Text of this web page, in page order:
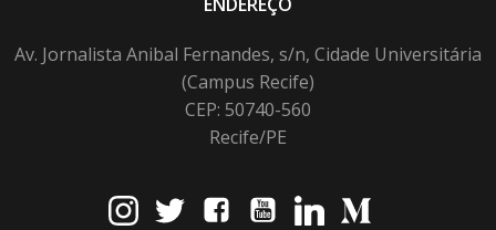
Av. Jornalista Anibal Fernandes, s/n, Cidade Universitária
(Campus Recife)
CEP: 50740-560
Recife/PE